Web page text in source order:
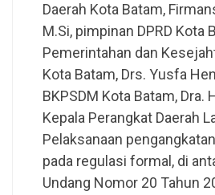
Daerah Kota Batam,
M.Si, pimpinan DPRD Kota
Pemerintahan dan
Kota Batam, Drs. Yusfa
BKPSDM Kota Batam, Dra.
Kepala Perangkat Daerah
Pelaksanaan
pada regulasi formal, di
Undang Nomor 20 Tahun